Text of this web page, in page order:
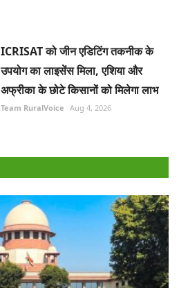
ICRISAT को जीन एडिटिंग तकनीक के
उपयोग का लाइसेंस मिला, एशिया और
अफ्रीका के छोटे किसानों को मिलेगा लाभ
Team RuralVoice Aug 4, 2026